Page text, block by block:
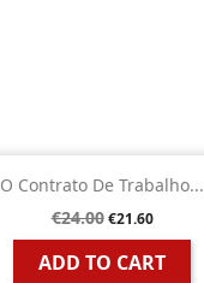
O Contrato De Trabalho...
€24.00 €21.60
ADD TO CART